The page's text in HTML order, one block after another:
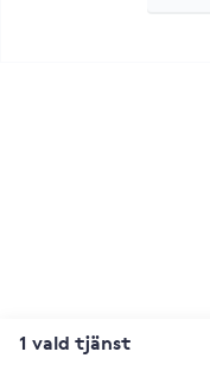
1 vald tjänst